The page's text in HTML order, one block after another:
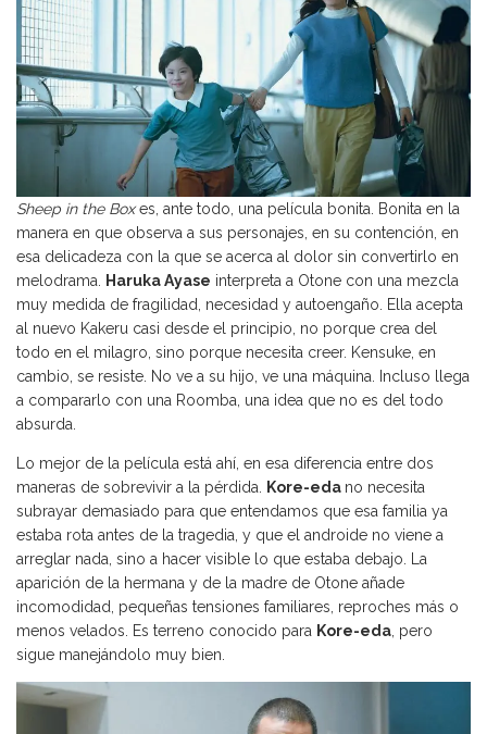
Sheep in the Boxes, ante todo, una película bonita. Bonita en la
manera en que observa a sus personajes, en su contención, en
esa delicadeza con la que se acerca al dolor sin convertirlo en
melodrama. Haruka Ayase interpreta a Otone con una mezcla
muy medida de fragilidad, necesidad y autoengaño. Ella acepta
al nuevo Kakeru casi desde el principio, no porque crea del
todo en el milagro, sino porque necesita creer. Kensuke, en
cambio, se resiste. No ve a su hijo, ve una máquina. Incluso llega
a compararlo con una Roomba, una idea que no es del todo
absurda.
Lo mejor de la película está ahí, en esa diferencia entre dos
maneras de sobrevivir a la pérdida. Kore-eda no necesita
subrayar demasiado para que entendamos que esa familia ya
estaba rota antes de la tragedia, y que el androide no viene a
arreglar nada, sino a hacer visible lo que estaba debajo. La
aparición de la hermana y de la madre de Otone añade
incomodidad, pequeñas tensiones familiares, reproches más o
menos velados. Es terreno conocido para Kore-eda , pero
sigue manejándolo muy bien.